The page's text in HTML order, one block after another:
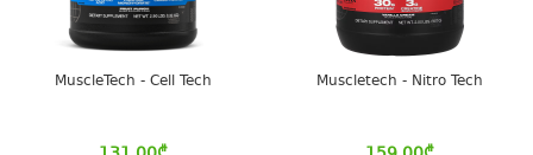
MuscleTech - Cell Tech Muscletech - Nitro Tech